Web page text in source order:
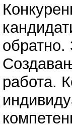
обратно.
работа.